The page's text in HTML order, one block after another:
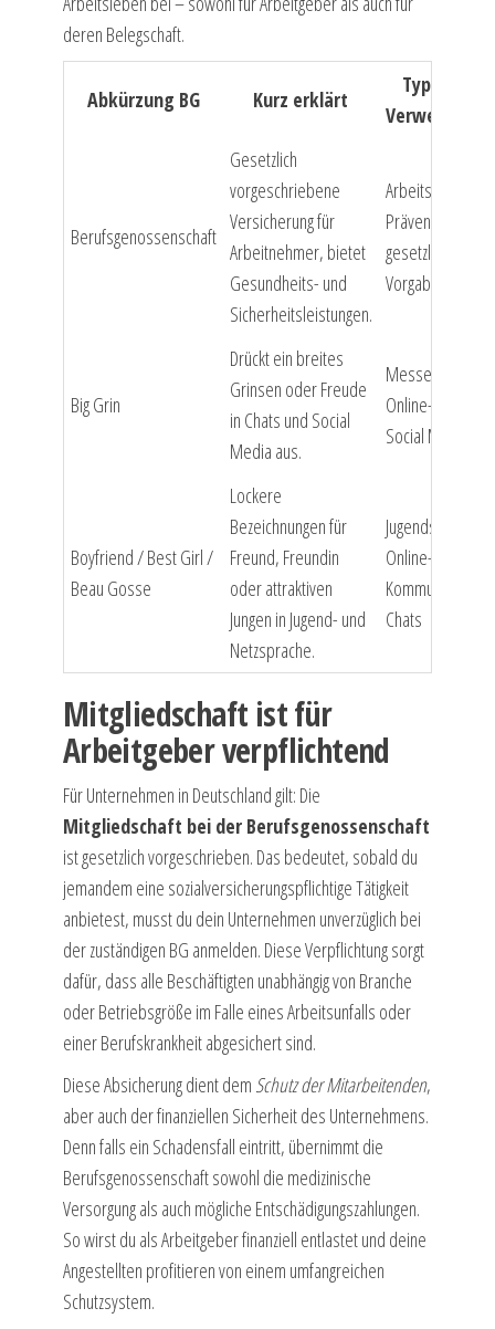
deren Belegschaft.
Abkürzung BG Kurz erklärt
Typische
Verwendung
Berufsgenossenschaft
Gesetzlich
vorgeschriebene
Versicherung für
Arbeitnehmer, bietet
Gesundheits- und
Sicherheitsleistungen.
Arbeitsschutz,
Prävention,
gesetzliche
Vorgaben
Big Grin
Drückt ein breites
Grinsen oder Freude
in Chats und Social
Media aus.
Messenger,
Online-Spiele,
Social Media
Boyfriend / Best Girl /
Beau Gosse
Lockere
Bezeichnungen für
Freund, Freundin
oder attraktiven
Jungen in Jugend- und
Netzsprache.
Jugendsprache,
Online-
Kommunikation,
Chats
Mitgliedschaft ist für
Arbeitgeber verpflichtend
Für Unternehmen in Deutschland gilt: Die
Mitgliedschaft bei der Berufsgenossenschaft
ist gesetzlich vorgeschrieben. Das bedeutet, sobald du
jemandem eine sozialversicherungspflichtige Tätigkeit
anbietest, musst du dein Unternehmen unverzüglich bei
der zuständigen BG anmelden. Diese Verpflichtung sorgt
dafür, dass alle Beschäftigten unabhängig von Branche
oder Betriebsgröße im Falle eines Arbeitsunfalls oder
einer Berufskrankheit abgesichert sind.
Diese Absicherung dient dem Schutz der Mitarbeitenden,
aber auch der finanziellen Sicherheit des Unternehmens.
Denn falls ein Schadensfall eintritt, übernimmt die
Berufsgenossenschaft sowohl die medizinische
Versorgung als auch mögliche Entschädigungszahlungen.
So wirst du als Arbeitgeber finanziell entlastet und deine
Angestellten profitieren von einem umfangreichen
Schutzsystem.